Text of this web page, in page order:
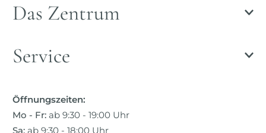
Das Zentrum
Service
Öffnungszeiten:
Mo - Fr: ab 9:30 - 19:00 Uhr
Sa: ab 9:30 - 18:00 Uhr